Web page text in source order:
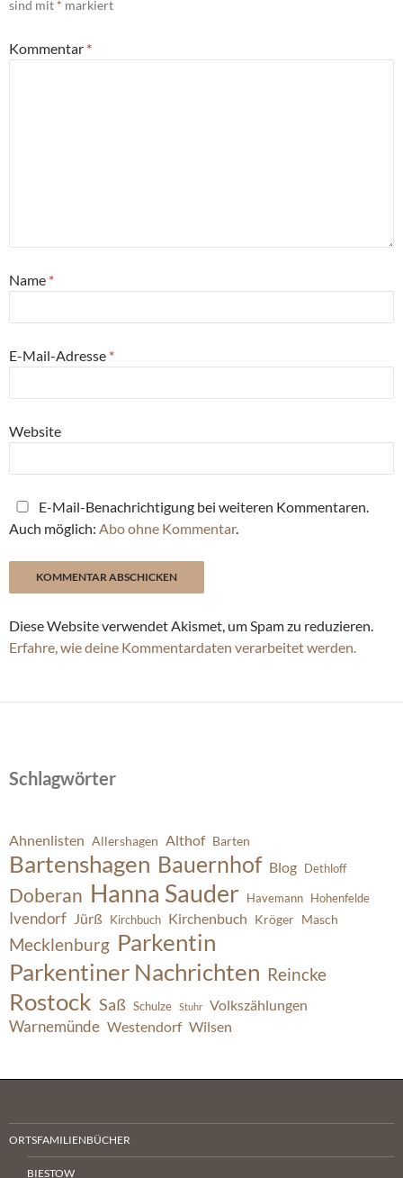
sind mit * markiert
Kommentar *
Name *
E-Mail-Adresse *
Website
E-Mail-Benachrichtigung bei weiteren Kommentaren.
Auch möglich: Abo ohne Kommentar.
Diese Website verwendet Akismet, um Spam zu reduzieren.
Erfahre, wie deine Kommentardaten verarbeitet werden.
Schlagwörter
Ahnenlisten Allershagen Althof Barten
Bartenshagen Bauernhof Blog Dethloff
Doberan Hanna Sauder Havemann Hohenfelde
Ivendorf Jürß Kirchbuch Kirchenbuch Kröger Masch
Mecklenburg Parkentin
Parkentiner Nachrichten Reincke
Rostock Saß Schulze Stuhr Volkszählungen
Warnemünde Westendorf Wilsen
ORTSFAMILIENBÜCHER
BIESTOW